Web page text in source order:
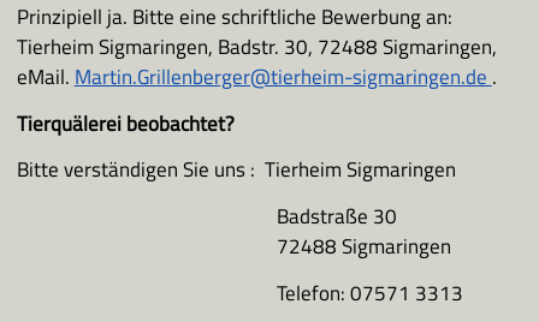
Prinzipiell ja. Bitte eine schriftliche Bewerbung an:
Tierheim Sigmaringen, Badstr. 30, 72488 Sigmaringen,
eMail.Martin.Grillenberger@tierheim-sigmaringen.de.
Tierquälerei beobachtet?
Bitte verständigen Sie uns : Tierheim Sigmaringen
Badstraße 30
72488 Sigmaringen
Telefon: 07571 3313